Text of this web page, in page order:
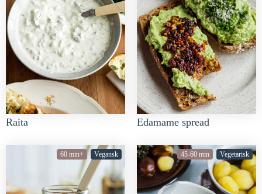
Raita Edamame spread
60 min+ Vegansk 45-60 min Vegetarisk